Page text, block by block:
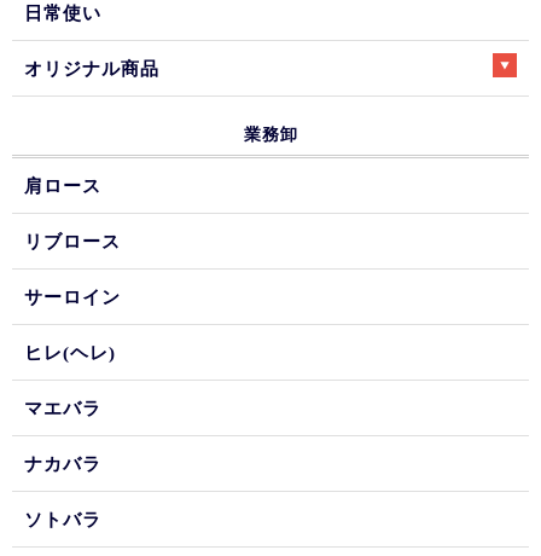
日常使い
オリジナル商品
業務卸
肩ロース
リブロース
サーロイン
ヒレ(ヘレ)
マエバラ
ナカバラ
ソトバラ